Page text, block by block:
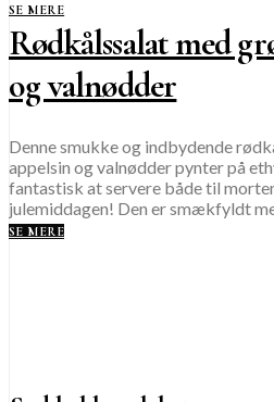
SE MERE
Rødkålssalat med
og valnødder
Denne smukke og indbydende
appelsin og valnødder pynter på
fantastisk at servere både til
julemiddagen! Den er smækfyldt
SE MERE